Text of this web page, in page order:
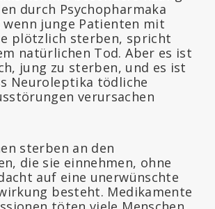
durch Psychopharmaka
wenn junge Patienten mit
plötzlich sterben, spricht
natürlichen Tod. Aber es ist
jung zu sterben, und es ist
Neuroleptika tödliche
verursachen
sterben an den
die sie einnehmen, ohne
auf eine unerwünschte
besteht. Medikamente